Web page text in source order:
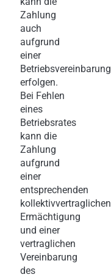
Zahlung
auch
aufgrund
einer
Betriebsvereinbarung
erfolgen.
Bei Fehlen
eines
Betriebsrates
kann die
Zahlung
aufgrund
einer
entsprechenden
kollektivvertraglichen
Ermächtigung
und einer
vertraglichen
Vereinbarung
des